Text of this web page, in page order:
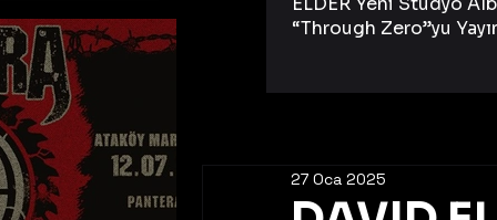
27 Oca 2025
“Through Zero”yu